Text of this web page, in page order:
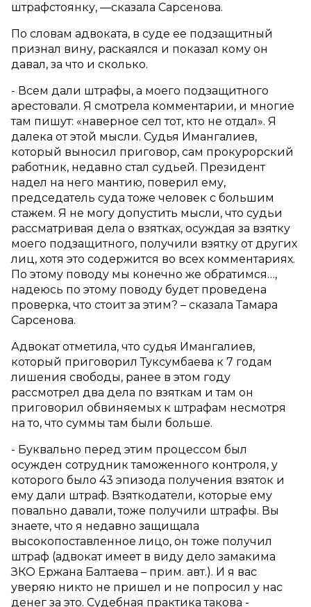
штрафстоянку, —сказала Сарсенова.
По словам адвоката, в суде ее подзащитный
признал вину, раскаялся и показал кому он
давал, за что и сколько.
- Всем дали штрафы, а моего подзащитного
арестовали. Я смотрела комментарии, и многие
там пишут: «наверное сел тот, кто не отдал». Я
далека от этой мысли. Судья Имангалиев,
который выносил приговор, сам прокурорский
работник, недавно стал судьей. Президент
надел на него мантию, поверил ему,
председатель суда тоже человек с большим
стажем. Я не могу допустить мысли, что судьи
рассматривая дела о взятках, осуждая за взятку
моего подзащитного, получили взятку от других
лиц, хотя это содержится во всех комментариях.
По этому поводу мы конечно же обратимся…,
надеюсь по этому поводу будет проведена
проверка, что стоит за этим? – сказала Тамара
Сарсенова.
Адвокат отметила, что судья Имангалиев,
который приговорил Туксумбаева к 7 годам
лишения свободы, ранее в этом году
рассмотрел два дела по взяткам и там он
приговорил обвиняемых к штрафам несмотря
на то, что суммы там были больше.
- Буквально перед этим процессом был
осужден сотрудник таможенного контроля, у
которого было 43 эпизода получения взяток и
ему дали штраф. Взяткодатели, которые ему
повально давали, тоже получили штрафы. Вы
знаете, что я недавно защищала
высокопоставленное лицо, он тоже получил
штраф (адвокат имеет в виду дело замакима
ЗКО Ержана Балтаева – прим. авт.). И я вас
уверяю никто не пришел и не попросил у нас
денег за это. Судебная практика такова -